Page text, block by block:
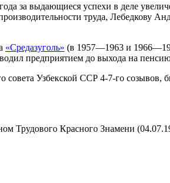
за выдающиеся успехи в деле
труда, Лебедкову
«Средазуголь» (в 1957—1963 и
предприятием до выхода на пенсию
Узбекской ССР 4-7-го созывов,
Трудового Красного Знамени